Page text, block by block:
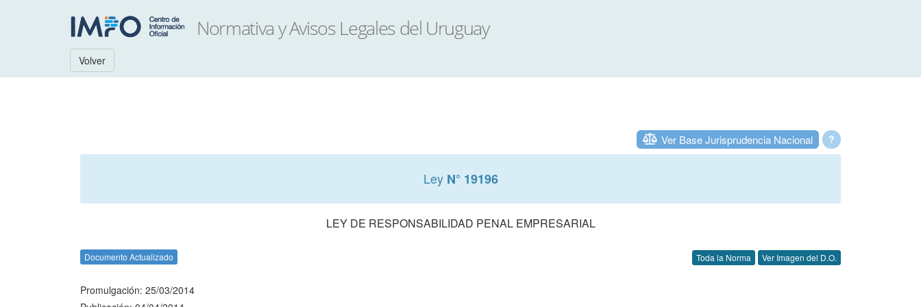
Volver
?
Ver Base Jurisprudencia Nacional
Ley N° 19196
LEY DE RESPONSABILIDAD PENAL EMPRESARIAL
Documento Actualizado Toda la Norma Ver Imagen del D.O.
Promulgación: 25/03/2014